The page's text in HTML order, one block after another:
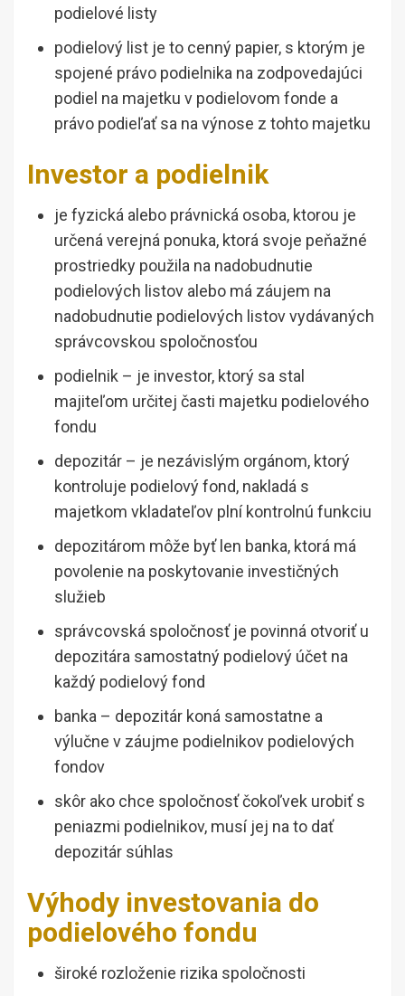
podielové listy
podielový list je to cenný papier, s ktorým je
spojené právo podielnika na zodpovedajúci
podiel na majetku v podielovom fonde a
právo podieľať sa na výnose z tohto majetku
Investor a podielnik
je fyzická alebo právnická osoba, ktorou je
určená verejná ponuka, ktorá svoje peňažné
prostriedky použila na nadobudnutie
podielových listov alebo má záujem na
nadobudnutie podielových listov vydávaných
správcovskou spoločnosťou
podielnik – je investor, ktorý sa stal
majiteľom určitej časti majetku podielového
fondu
depozitár – je nezávislým orgánom, ktorý
kontroluje podielový fond, nakladá s
majetkom vkladateľov plní kontrolnú funkciu
depozitárom môže byť len banka, ktorá má
povolenie na poskytovanie investičných
služieb
správcovská spoločnosť je povinná otvoriť u
depozitára samostatný podielový účet na
každý podielový fond
banka – depozitár koná samostatne a
výlučne v záujme podielnikov podielových
fondov
skôr ako chce spoločnosť čokoľvek urobiť s
peniazmi podielnikov, musí jej na to dať
depozitár súhlas
Výhody investovania do
podielového fondu
široké rozloženie rizika spoločnosti